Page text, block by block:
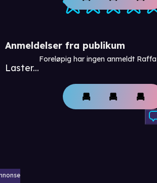
Anmeldelser fra publikum
Laster...
Foreløpig har ingen anmeldt Raffa